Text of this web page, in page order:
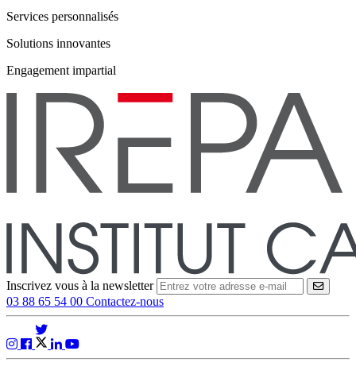
Services personnalisés
Solutions innovantes
Engagement impartial
Inscrivez vous à la newsletter
03 88 65 54 00 Contactez-nous